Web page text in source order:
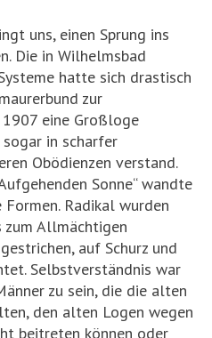
uns, einen Sprung ins
Die in Wilhelmsbad
hatte sich drastisch
zur
1907 eine Großloge
in scharfer
Obödienzen verstand.
Sonne“ wandte
Radikal wurden
zum Allmächtigen
auf Schurz und
Selbstverständnis war
zu sein, die die alten
den alten Logen wegen
beitreten können oder